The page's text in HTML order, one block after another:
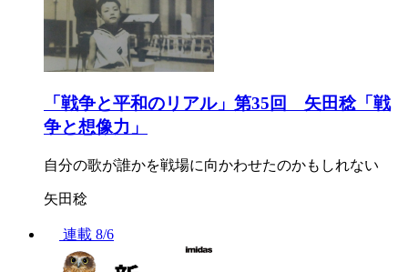
「戦争と平和のリアル」第35回 矢田稔「戦
争と想像力」
自分の歌が誰かを戦場に向かわせたのかもしれない
矢田稔
連載 8/6